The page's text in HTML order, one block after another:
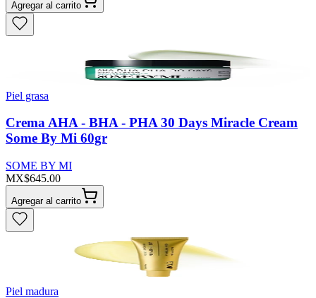
Agregar al carrito
Piel grasa
Crema AHA - BHA - PHA 30 Days Miracle Cream
Some By Mi 60gr
SOME BY MI
MX$645.00
Agregar al carrito
Piel madura